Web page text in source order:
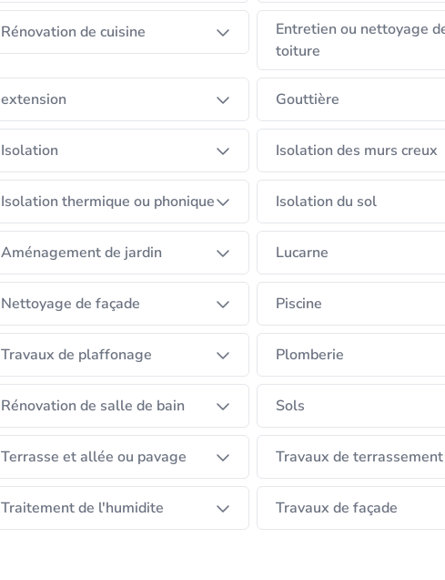
Rénovation de cuisine
Entretien ou nettoyage
toiture
extension Gouttière
Isolation Isolation des murs creux
Isolation thermique ou phonique Isolation du sol
Aménagement de jardin Lucarne
Nettoyage de façade Piscine
Travaux de plaffonage Plomberie
Rénovation de salle de bain Sols
Terrasse et allée ou pavage Travaux de terrassement
Traitement de l'humidite Travaux de façade